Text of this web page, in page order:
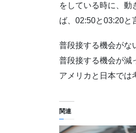
をしている時に、動
ば、02:50と03:20と
普段接する機会がな
普段接する機会が減
アメリカと日本では
関連